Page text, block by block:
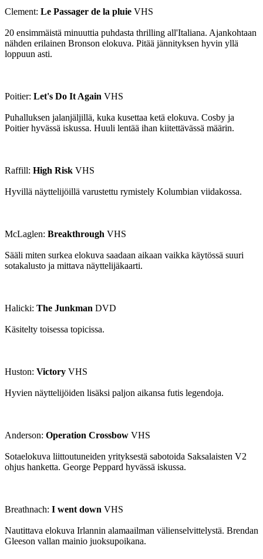
Clement: Le Passager de la pluie VHS
20 ensimmäistä minuuttia puhdasta thrilling all'Italiana. Ajankohtaan
nähden erilainen Bronson elokuva. Pitää jännityksen hyvin yllä
loppuun asti.
Poitier: Let's Do It Again VHS
Puhalluksen jalanjäljillä, kuka kusettaa ketä elokuva. Cosby ja
Poitier hyvässä iskussa. Huuli lentää ihan kiitettävässä määrin.
Raffill: High Risk VHS
Hyvillä näyttelijöillä varustettu rymistely Kolumbian viidakossa.
McLaglen: Breakthrough VHS
Sääli miten surkea elokuva saadaan aikaan vaikka käytössä suuri
sotakalusto ja mittava näyttelijäkaarti.
Halicki: The Junkman DVD
Käsitelty toisessa topicissa.
Huston: Victory VHS
Hyvien näyttelijöiden lisäksi paljon aikansa futis legendoja.
Anderson: Operation Crossbow VHS
Sotaelokuva liittoutuneiden yrityksestä sabotoida Saksalaisten V2
ohjus hanketta. George Peppard hyvässä iskussa.
Breathnach: I went down VHS
Nautittava elokuva Irlannin alamaailman välienselvittelystä. Brendan
Gleeson vallan mainio juoksupoikana.